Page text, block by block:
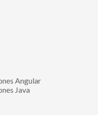
Angular
Java